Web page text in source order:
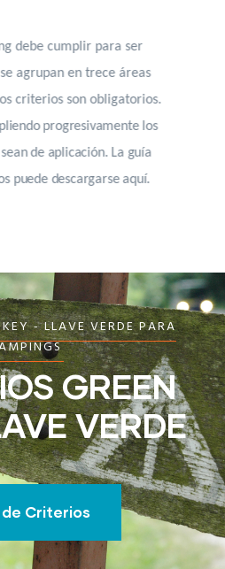
que un camping debe cumplir
con Llave Verde se agrupan en
La mayoría de los criterios son
deben ir cumpliendo
opcionales que les sean de
de criterios puede
- LLAVE VERDE PARA
GREEN
VERDE
de Criterios